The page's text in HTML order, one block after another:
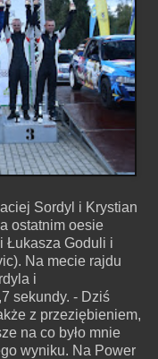
Sordyl i Krystian
ostatnim oesie
Łukasza Goduli i
Na mecie rajdu
i
sekundy. - Dziś
z przeziębieniem,
na co było mnie
wyniku. Na Power